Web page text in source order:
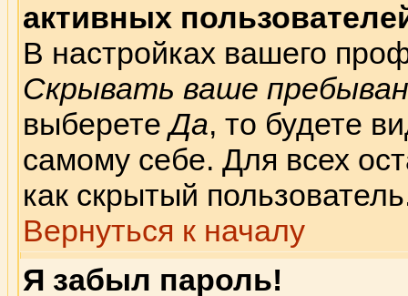
активных
В настройках вашего
Скрывать ваше
выберетеДа, то будете
самому себе. Для всех
как скрытый
Вернуться к началу
Я забыл пароль!